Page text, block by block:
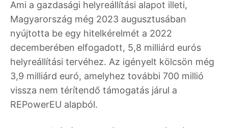
Ami a gazdasági helyreállítási alapot illeti,
Magyarország még 2023 augusztusában
nyújtotta be egy hitelkérelmét a 2022
decemberében elfogadott, 5,8 milliárd eurós
helyreállítási tervéhez. Az igényelt kölcsön még
3,9 milliárd euró, amelyhez további 700 millió
vissza nem térítendő támogatás járul a
REPowerEU alapból.